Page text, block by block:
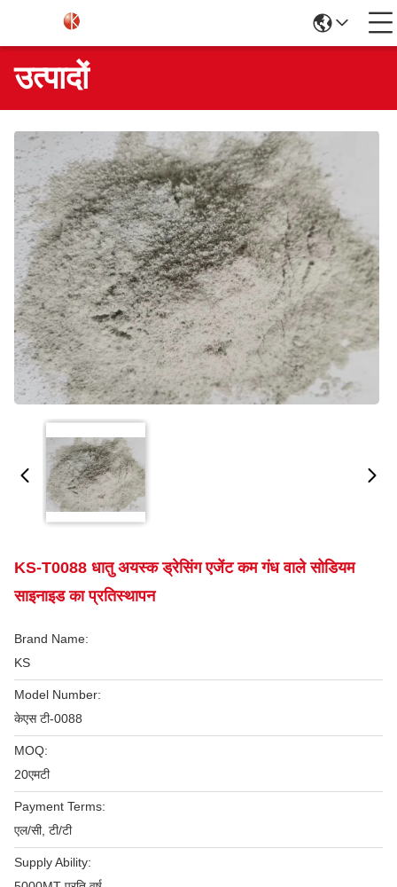
उत्पादों
KS-T0088 धातु अयस्क ड्रेसिंग एजेंट कम गंध वाले सोडियम
साइनाइड का प्रतिस्थापन
Brand Name:
KS
Model Number:
केएस टी-0088
MOQ:
20एमटी
Payment Terms:
एल/सी, टी/टी
Supply Ability: